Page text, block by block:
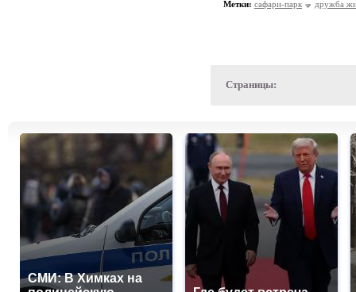
Метки: сафари-парк дружба
Страницы:
СМИ: В Химках на